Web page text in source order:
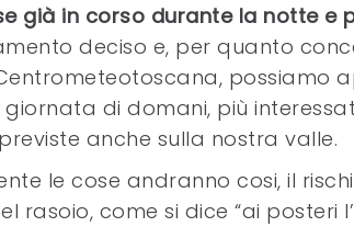
già in corso durante la notte e
deciso e, per quanto
possiamo
di domani, più
anche sulla nostra valle.
le cose andranno cosi, il
rasoio, come si dice “ai posteri